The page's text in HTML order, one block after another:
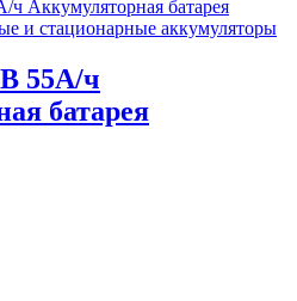
и стационарные аккумуляторы
55А/ч
батарея